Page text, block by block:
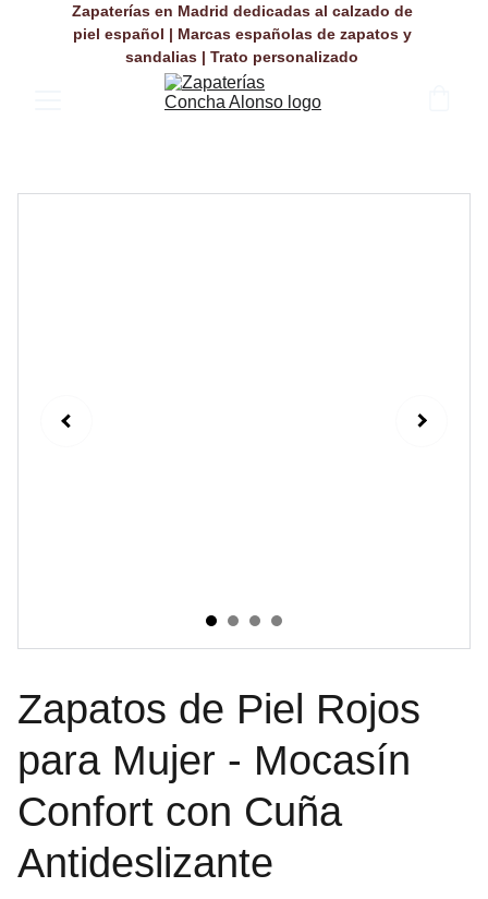
Zapaterías en Madrid dedicadas al calzado de
piel español | Marcas españolas de zapatos y
sandalias | Trato personalizado
Zapatos de Piel Rojos
para Mujer - Mocasín
Confort con Cuña
Antideslizante